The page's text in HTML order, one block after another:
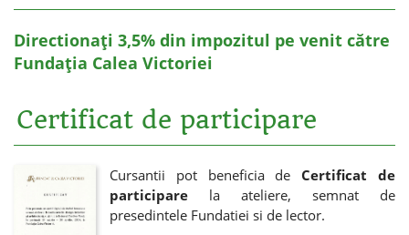
Directionați 3,5% din impozitul pe venit către
Fundația Calea Victoriei
Certificat de participare
Cursantii pot beneficia de Certificat de
participare la ateliere, semnat de
presedintele Fundatiei si de lector.